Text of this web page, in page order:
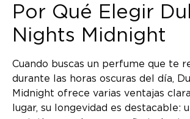
Por Qué Elegir
Nights Midnight
Cuando buscas un perfume que te
durante las horas oscuras del día,
Midnight ofrece varias ventajas
lugar, su longevidad es destacable: